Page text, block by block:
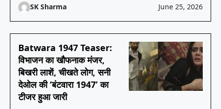
SK Sharma June 25, 2026
Batwara 1947 Teaser:
विभाजन का खौफनाक मंजर,
बिखरी लाशें, चीखते लोग, सनी
देओल की ‘बंटवारा 1947’ का
टीजर हुआ जारी